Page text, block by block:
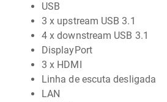
USB
3 x upstream USB 3.1
4 x downstream USB 3.1
DisplayPort
3 x HDMI
Linha de escuta desligada
LAN